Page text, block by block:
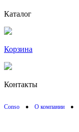
Каталог
Корзина
Контакты
Conso • О компании •